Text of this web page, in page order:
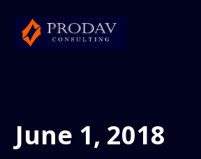
June 1, 2018